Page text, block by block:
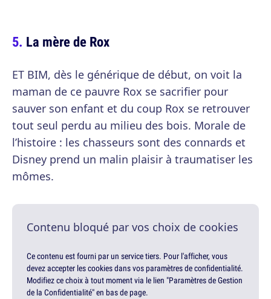
La mère de Rox
ET BIM, dès le générique de début, on voit la
maman de ce pauvre Rox se sacrifier pour
sauver son enfant et du coup Rox se retrouver
tout seul perdu au milieu des bois. Morale de
l’histoire : les chasseurs sont des connards et
Disney prend un malin plaisir à traumatiser les
mômes.
Contenu bloqué par vos choix de cookies
Ce contenu est fourni par un service tiers. Pour l'afficher, vous
devez accepter les cookies dans vos paramètres de confidentialité.
Modifiez ce choix à tout moment via le lien "Paramètres de Gestion
de la Confidentialité" en bas de page.